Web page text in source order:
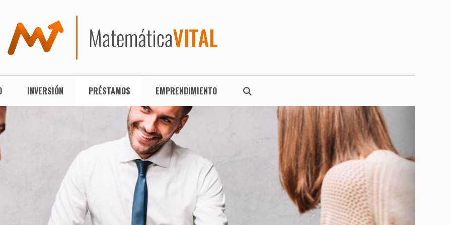
INVERSIÓN PRÉSTAMOS EMPRENDIMIENTO